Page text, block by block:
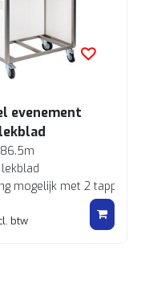
evenement
mogelijk met 2
d.m.v. zwenkwielen
btw